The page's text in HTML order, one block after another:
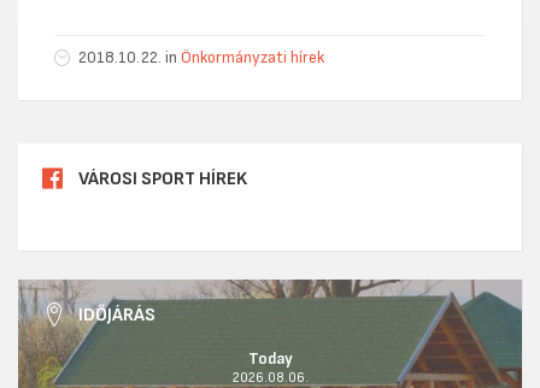
2018.10.22. in Önkormányzati hírek
VÁROSI SPORT HÍREK
IDŐJÁRÁS
Today
2026.08.06.